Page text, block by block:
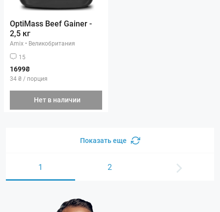
OptiMass Beef Gainer -
2,5 кг
Amix • Великобритания
15
1699₴
34 ₴ / порция
Нет в наличии
Показать еще
1 2